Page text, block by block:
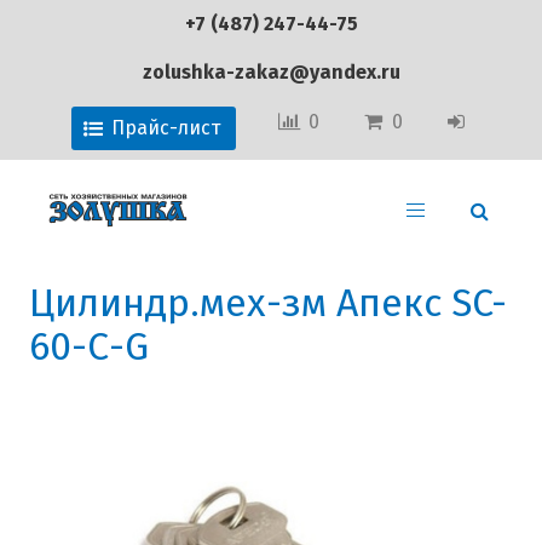
+7 (487) 247-44-75
zolushka-zakaz@yandex.ru
Прайс-лист 0 0
Цилиндр.мех-зм Апекс SC-
60-С-G